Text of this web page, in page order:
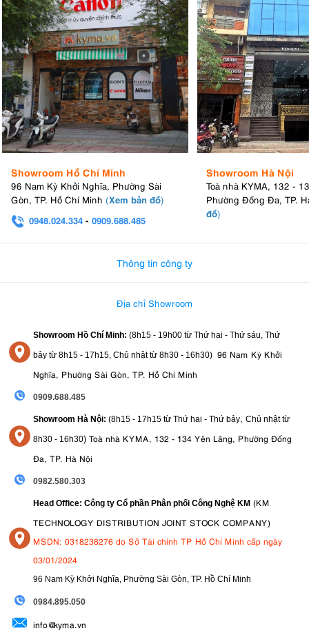
Showroom Hồ Chí Minh
96 Nam Kỳ Khởi Nghĩa, Phường Sài
Gòn, TP. Hồ Chí Minh (Xem bản đồ)
0948.024.334 - 0909.688.485
Showroom Hà Nội
Toà nhà KYMA, 132 -
Phường Đống Đa, TP.
đồ)
Thông tin công ty
Địa chỉ Showroom
Showroom Hồ Chí Minh: (8h15 - 19h00 từ Thứ hai - Thứ sáu, Thứ
bảy từ 8h15 - 17h15, Chủ nhật từ 8h30 - 16h30) 96 Nam Kỳ Khởi
Nghĩa, Phường Sài Gòn, TP. Hồ Chí Minh
0909.688.485
Showroom Hà Nội: (8h15 - 17h15 từ Thứ hai - Thứ bảy, Chủ nhật từ
8h30 - 16h30) Toà nhà KYMA, 132 - 134 Yên Lãng, Phường Đống
Đa, TP. Hà Nội
0982.580.303
Head Office: Công ty Cổ phần Phân phối Công Nghệ KM (KM
TECHNOLOGY DISTRIBUTION JOINT STOCK COMPANY)
MSDN: 0318238276 do Sở Tài chính TP Hồ Chí Minh cấp ngày
03/01/2024
96 Nam Kỳ Khởi Nghĩa, Phường Sài Gòn, TP. Hồ Chí Minh
0984.895.050
info@kyma.vn